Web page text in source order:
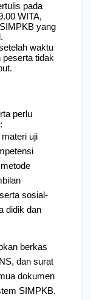
pada
WITA,
yang
waktu
tidak
perlu
uji
sosial-
didik dan
berkas
dan surat
dokumen
SIMPKB.